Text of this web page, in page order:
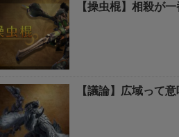
【操虫棍】相殺が
【議論】広域って